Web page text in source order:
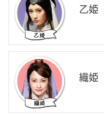
乙姫
織姫